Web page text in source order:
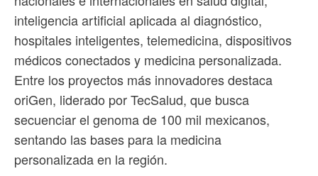
inteligencia artificial aplicada al diagnóstico,
hospitales inteligentes, telemedicina, dispositivos
médicos conectados y medicina personalizada.
Entre los proyectos más innovadores destaca
oriGen, liderado por TecSalud, que busca
secuenciar el genoma de 100 mil mexicanos,
sentando las bases para la medicina
personalizada en la región.